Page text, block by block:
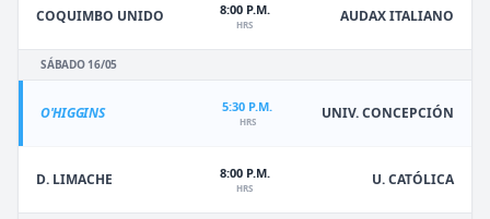
COQUIMBO UNIDO 8:00 P.M.
HRS AUDAX ITALIANO
SÁBADO 16/05
O'HIGGINS 5:30 P.M.
HRS UNIV. CONCEPCIÓN
D. LIMACHE 8:00 P.M.
HRS U. CATÓLICA